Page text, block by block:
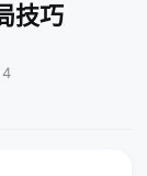
技巧
4